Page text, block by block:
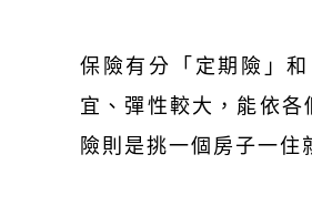
保險有分「定期險」
宜、彈性較大，能依各
險則是挑一個房子一住